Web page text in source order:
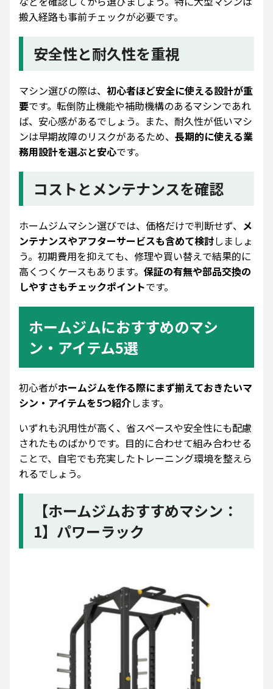
搬入経路も事前チェックが必要です。
安全性と耐久性を重視
マシン選びの際は、 初心者ほど安全に使える設計が重
要です。転倒防止機能や補助機構のあるマシンであれ
ば、安心感があるでしょう。また、耐久性が低いマシ
ンは早期故障のリスクがあるため、 長期的に使える業
務用設計を選ぶと安心です。
コストとメンテナンスを確認
ホームジムマシン選びでは、価格だけで判断せず、 メ
ンテナンスやアフターサービスも含めて検討しましょ
う。初期費用を抑えても、修理や買い替えで結果的に
高くつくケースもあります。 保証の有無や部品交換の
しやすさもチェックポイントです。
ホームジムにおすすめのマシ
ン・アイテム5選
初心者がホームジムを作る際にまず揃えておきたいマ
シン・アイテムを5つ紹介します。
いずれも汎用性が高く、省スペースや安全性にも配慮
されたものばかりです。目的に合わせて組み合わせる
ことで、自宅でも充実したトレーニング環境を整えら
れるでしょう。
【ホームジムおすすめマシン：
1】パワーラック